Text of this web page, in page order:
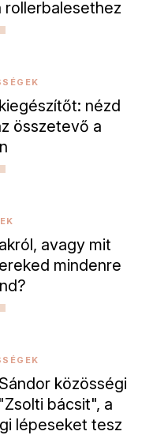
nézd
összetevő a
avagy mit
mindenre
közösségi
bácsit", a
lépeseket tesz